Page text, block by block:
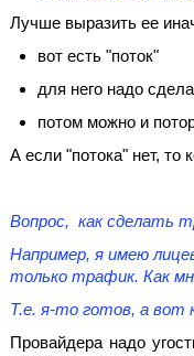
Лучше выразить ее
вот есть "поток"
для него надо
потом можно и
А если "потока" нет,
Вопрос, как сделать
Например, я имею
только трафик. Как
Т.е. я-то готов, а вот
Провайдера надо